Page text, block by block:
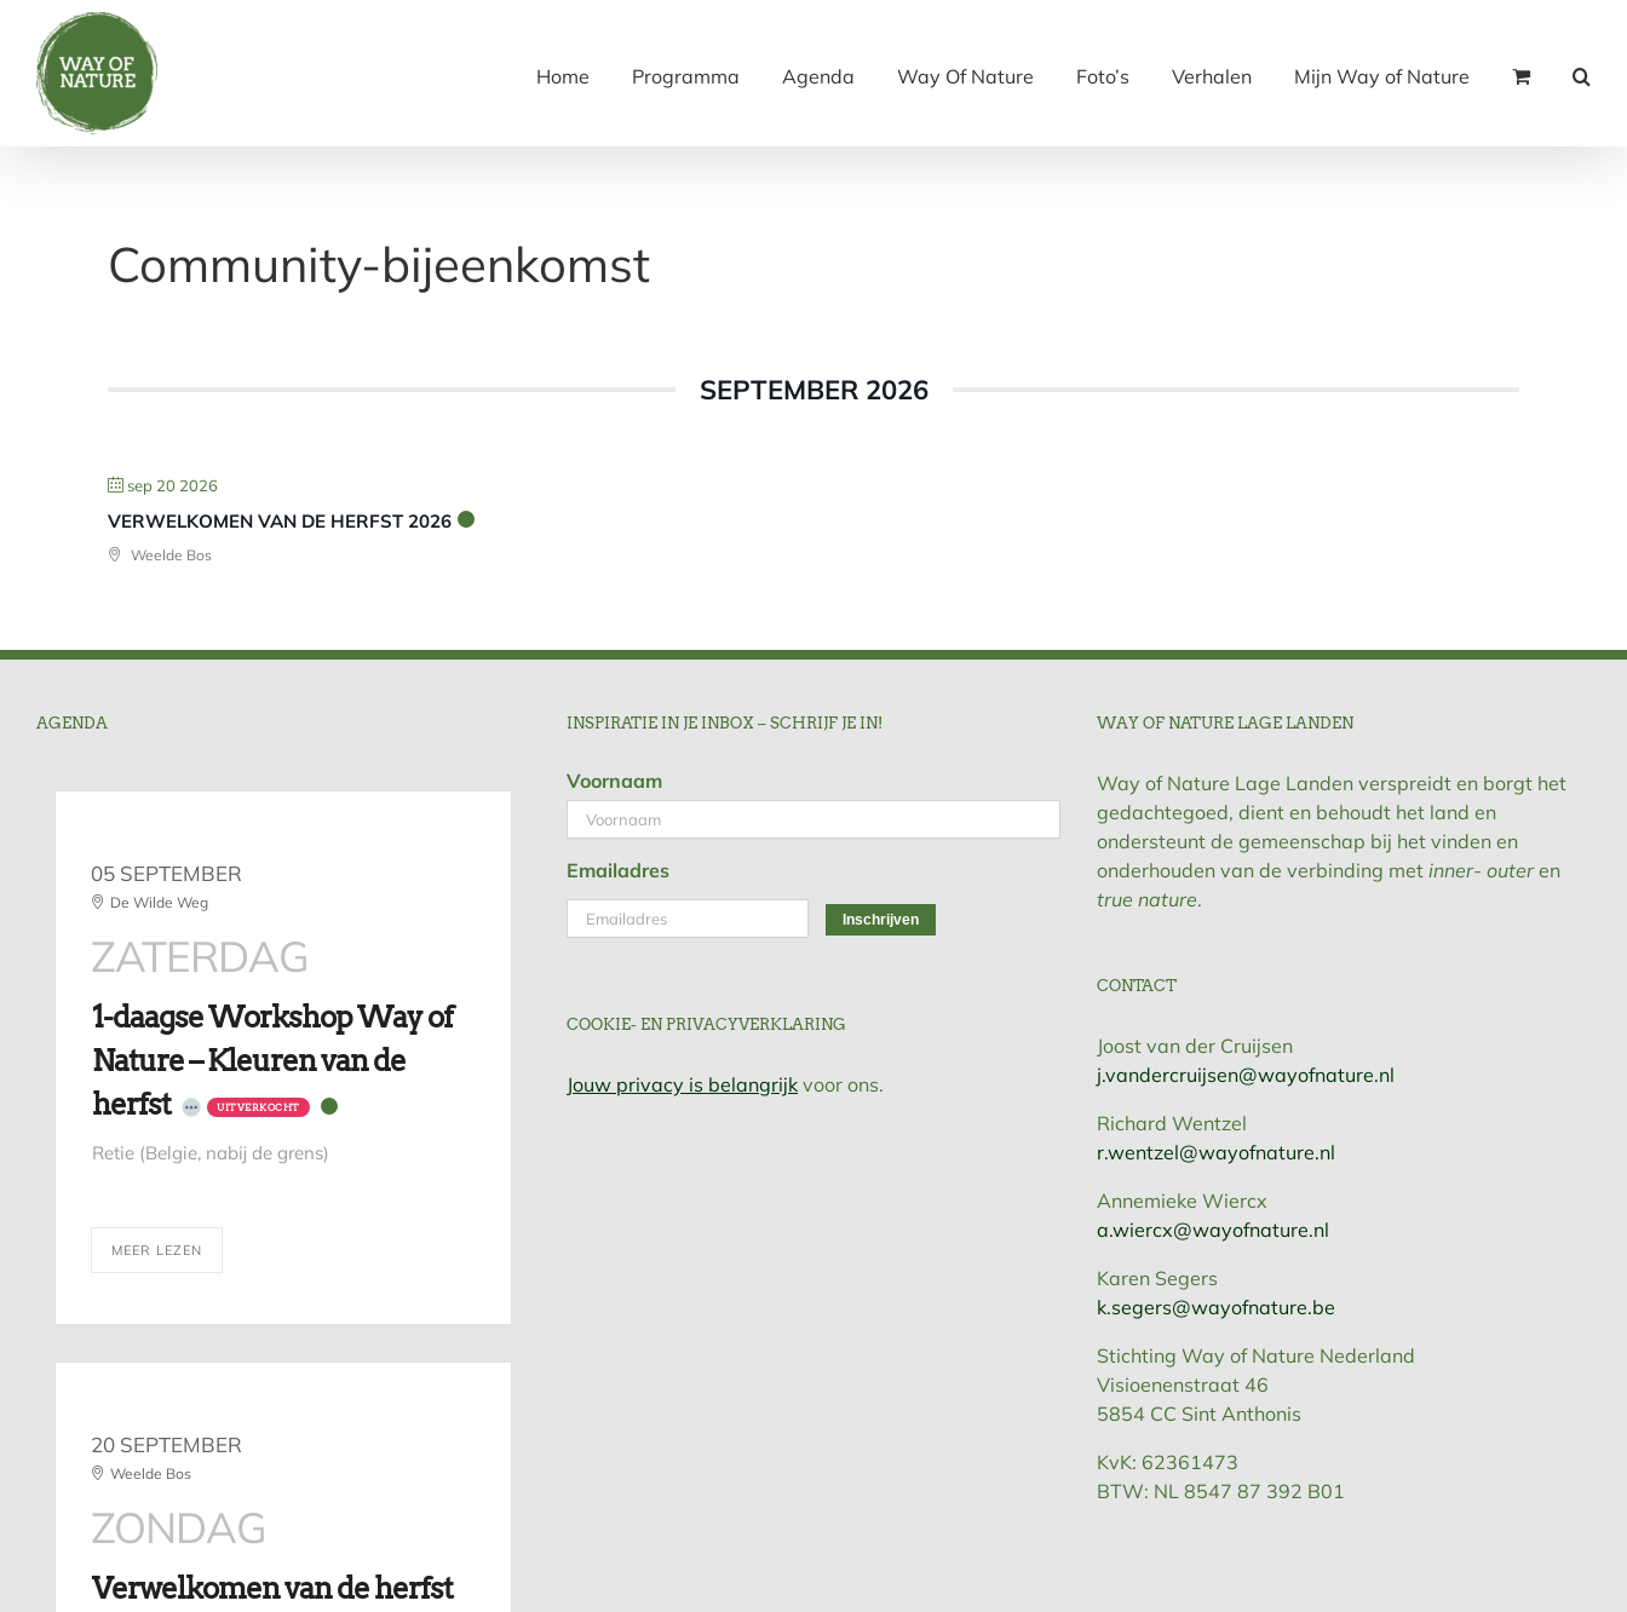
naar
inhoud
Home Programma Agenda Way Of Nature Foto’s Verhalen Mijn Way of Nature
Community-bijeenkomst
SEPTEMBER 2026
sep 20 2026
VERWELKOMEN VAN DE HERFST 2026
Weelde Bos
AGENDA
05 SEPTEMBER
De Wilde Weg
ZATERDAG
1-daagse Workshop Way of
Nature – Kleuren van de
herfst
UITVERKOCHT
Retie (Belgie, nabij de grens)
MEER LEZEN
20 SEPTEMBER
Weelde Bos
ZONDAG
Verwelkomen van de herfst
INSPIRATIE IN JE INBOX – SCHRIJF JE IN!
Voornaam
Emailadres
COOKIE- EN PRIVACYVERKLARING
Jouw privacy is belangrijk voor ons.
WAY OF NATURE LAGE LANDEN
Way of Nature Lage Landen verspreidt en borgt het
gedachtegoed, dient en behoudt het land en
ondersteunt de gemeenschap bij het vinden en
onderhouden van de verbinding met inner- outeren
true nature.
CONTACT
Joost van der Cruijsen
j.vandercruijsen@wayofnature.nl
Richard Wentzel
r.wentzel@wayofnature.nl
Annemieke Wiercx
a.wiercx@wayofnature.nl
Karen Segers
k.segers@wayofnature.be
Stichting Way of Nature Nederland
Visioenenstraat 46
5854 CC Sint Anthonis
KvK: 62361473
BTW: NL 8547 87 392 B01